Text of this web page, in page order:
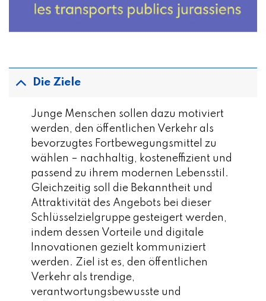
Die Ziele
Junge Menschen sollen dazu motiviert
werden, den öffentlichen Verkehr als
bevorzugtes Fortbewegungsmittel zu
wählen – nachhaltig, kosteneffizient und
passend zu ihrem modernen Lebensstil.
Gleichzeitig soll die Bekanntheit und
Attraktivität des Angebots bei dieser
Schlüsselzielgruppe gesteigert werden,
indem dessen Vorteile und digitale
Innovationen gezielt kommuniziert
werden. Ziel ist es, den öffentlichen
Verkehr als trendige,
verantwortungsbewusste und